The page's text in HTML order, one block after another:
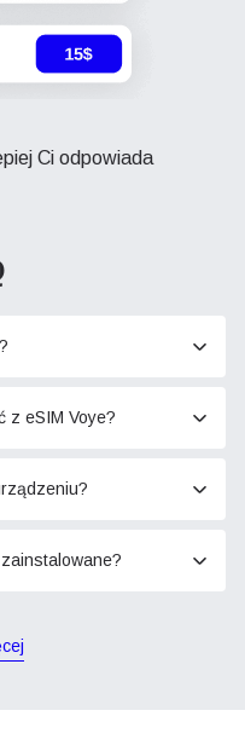
Ci odpowiada
z eSIM Voye?